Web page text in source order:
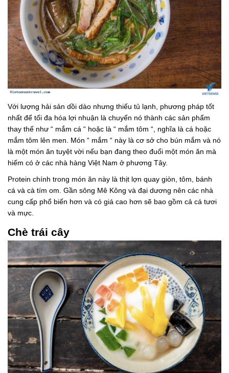
Với lượng hải sản dồi dào nhưng thiếu tủ lạnh, phương pháp tốt
nhất để tối đa hóa lợi nhuận là chuyển nó thành các sản phẩm
thay thế như “ mắm cá “ hoặc là “ mắm tôm “, nghĩa là cá hoặc
mắm tôm lên men. Món “ mắm “ này là cơ sở cho bún mắm và nó
là một món ăn tuyệt vời nếu bạn đang theo đuổi một món ăn mà
hiếm có ở các nhà hàng Việt Nam ở phương Tây.
Protein chính trong món ăn này là thịt lợn quay giòn, tôm, bánh
cá và cà tím om. Gần sông Mê Kông và đại dương nên các nhà
cung cấp phổ biến hơn và có giá cao hơn sẽ bao gồm cả cá tươi
và mực.
Chè trái cây